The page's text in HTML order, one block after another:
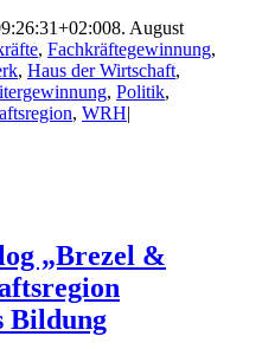
8. August
, Fachkräftegewinnung,
, Haus der Wirtschaft,
, Politik,
, WRH|
„Brezel &
Bildung